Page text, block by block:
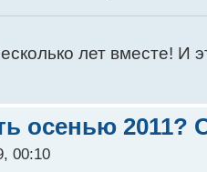
лет вместе! И
осенью 2011?
00:10